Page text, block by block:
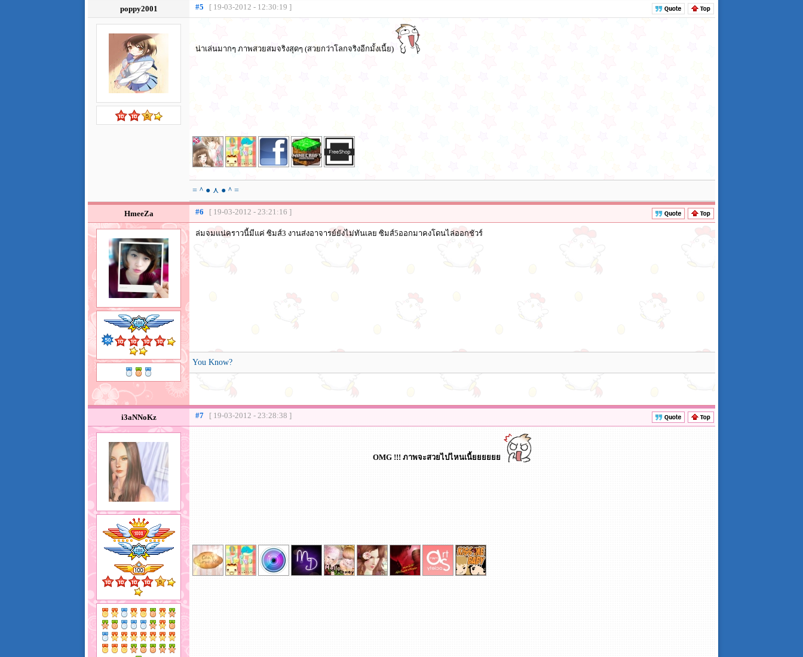
poppy2001 #5 [ 19-03-2012 - 12:30:19 ]
น่าเล่นมากๆ ภาพสวยสมจริงสุดๆ (สวยกว่าโลกจริงอีกมั้งเนี้ย)
=＾● ⋏ ●＾=
HmeeZa #6 [ 19-03-2012 - 23:21:16 ]
ล่มจมแน่คราวนี้มีแค่ ซิมส์3 งานส่งอาจารย์ยังไม่ทันเลย ซิมส์5ออกมาคงโดนไล่ออกชัวร์
You Know?
i3aNNoKz #7 [ 19-03-2012 - 23:28:38 ]
OMG !!! ภาพจะสวยไปไหนเนี้ยยยยยย